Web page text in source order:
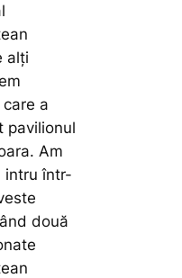
alți
a
pavilionul
Am
intru într-
două